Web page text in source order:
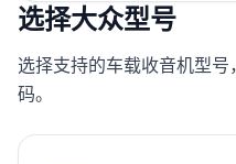
选择大众型号
选择支持的车载收音机型
码。